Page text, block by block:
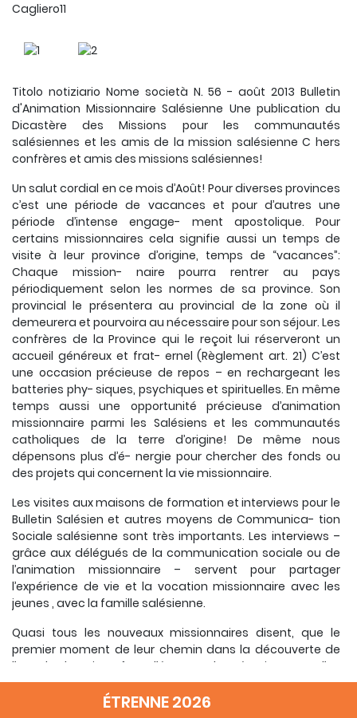
Cagliero11
Titolo notiziario Nome società N. 56 - août 2013 Bulletin
d'Animation Missionnaire Salésienne Une publication du
Dicastère des Missions pour les communautés
salésiennes et les amis de la mission salésienne C hers
confrères et amis des missions salésiennes!
Un salut cordial en ce mois d’Août! Pour diverses provinces
c’est une période de vacances et pour d’autres une
période d’intense engage- ment apostolique. Pour
certains missionnaires cela signifie aussi un temps de
visite à leur province d’origine, temps de “vacances”:
Chaque mission- naire pourra rentrer au pays
périodiquement selon les normes de sa province. Son
provincial le présentera au provincial de la zone où il
demeurera et pourvoira au nécessaire pour son séjour. Les
confrères de la Province qui le reçoit lui réserveront un
accueil généreux et frat- ernel (Règlement art. 21) C’est
une occasion précieuse de repos – en rechargeant les
batteries phy- siques, psychiques et spirituelles. En même
temps aussi une opportunité précieuse d’animation
missionnaire parmi les Salésiens et les communautés
catholiques de la terre d’origine! De même nous
dépensons plus d’é- nergie pour chercher des fonds ou
des projets qui concernent la vie missionnaire.
Les visites aux maisons de formation et interviews pour le
Bulletin Salésien et autres moyens de Communica- tion
Sociale salésienne sont très importants. Les interviews –
grâce aux délégués de la communication sociale ou de
l’animation missionnaire – servent pour partager
l’expérience de vie et la vocation missionnaire avec les
jeunes , avec la famille salésienne.
Quasi tous les nouveaux missionnaires disent, que le
premier moment de leur chemin dans la découverte de
l’appel de Dieu fut d’écouter le témoignage d’un
missionnaire! L’humilité dans ce cas n’est pas une vertu!
Evidemment, c’est différent quand un missionnaire rentre
ÉTRENNE 2026